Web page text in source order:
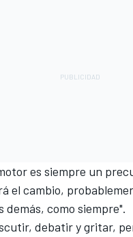
es siempre un
el cambio,
demás, como siempre".
debatir y gritar,